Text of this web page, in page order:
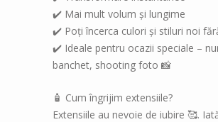
✔️ Mai mult volum și lungime
✔️ Poți încerca culori și stiluri noi
✔️ Ideale pentru ocazii speciale –
banchet, shooting foto 📸
🧴 Cum îngrijim extensiile?
Extensiile au nevoie de iubire 🥰.